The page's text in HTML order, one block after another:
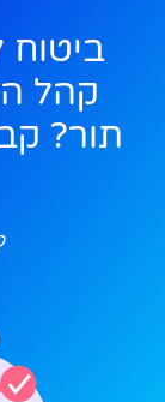
ביטוח
קהל
תור?